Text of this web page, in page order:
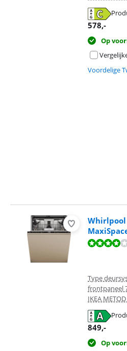
578,-
Op
Voordelige
Whirlpool
Beoordeling is 8,4 van de 10,
Type
frontpaneel
IKEA
849,-
Op